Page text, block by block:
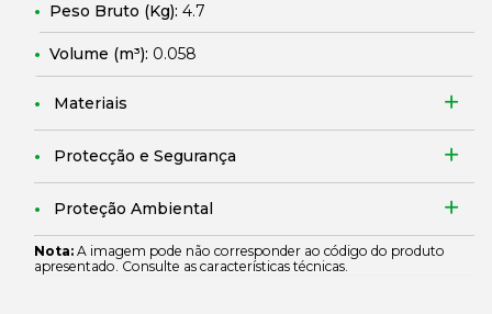
Peso Bruto (Kg): 4.7
Volume (m³): 0.058
Materiais
Protecção e Segurança
Proteção Ambiental
Nota: A imagem pode não corresponder ao código do produto
apresentado. Consulte as características técnicas.